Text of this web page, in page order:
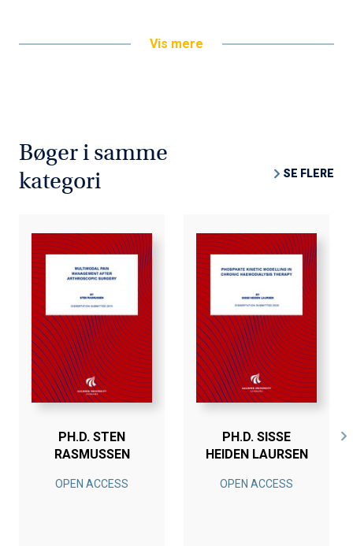
Vis mere
Bøger i samme
kategori
SE FLERE
PH.D. STEN
RASMUSSEN
OPEN ACCESS
PH.D. SISSE
HEIDEN LAURSEN
OPEN ACCESS